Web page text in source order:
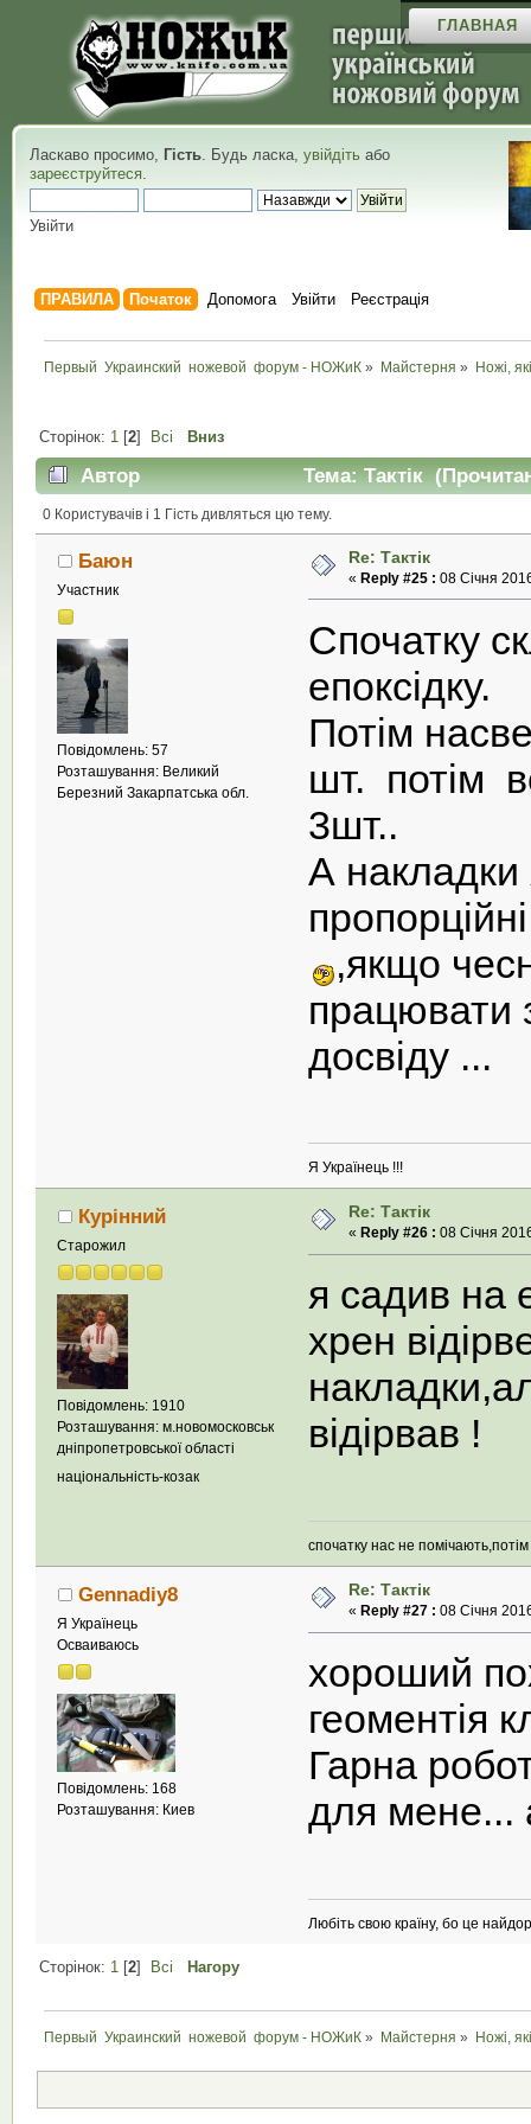
ГЛАВНАЯ
Ласкаво просимо, Гість. Будь ласка, увійдіть або
зареєструйтеся.
Увійти
ПРАВИЛА Початок Допомога Увійти Реєстрація
Первый  Украинский  ножевой  форум - НОЖиК » Майстерня » Ножі,
Сторінок: 1 [2] Всі Вниз
Автор Тема: Тактік
0 Користувачів і 1 Гість дивляться цю тему.
Баюн
Участник
Повідомлень: 57
Розташування: Великий
Березний Закарпатська обл.
Re: Тактік
« Reply #25 : 08 Січня
Спочатку
епоксідку.
Потім
шт. потім
3шт..
А накладки
,якщо
працювати
досвіду ...
Я Українець !!!
Курінний
Старожил
Повідомлень: 1910
Розташування: м.новомосковськ
дніпропетровської області
національність-козак
Re: Тактік
« Reply #26 : 08 Січня
я садив на
хрен
відірвав !
спочатку нас не
Gennadiy8
Я Українець
Осваиваюсь
Повідомлень: 168
Розташування: Киев
Re: Тактік
« Reply #27 : 08 Січня
хороший
геоментія
Гарна
для мене...
Любіть свою країну, бо це
Сторінок: 1 [2] Всі Нагору
Первый  Украинский  ножевой  форум - НОЖиК » Майстерня » Ножі,